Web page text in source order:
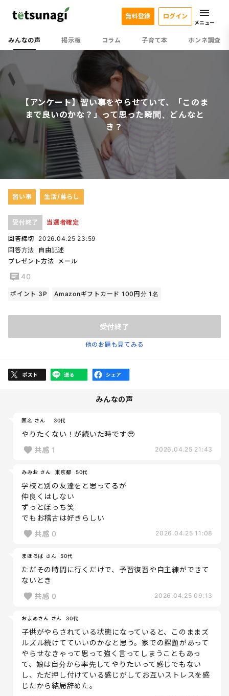
みんなの声 掲示板 コラム 子育て本 ホンネ調査
無料登録 ログイン
メニュー
【アンケート】習い事をやらせていて、「このま
まで良いのかな？」って思った瞬間、どんなと
き？
習い事 生活/暮らし
受付終了 当選者確定
回答締切
2026.04.25 23:59
回答方法
自由記述
プレゼント方法
メール
40
ポイント 3P Amazonギフトカード 100円分 1名
受付終了
他のお題も見てみる
みんなの声
匿名 さん 30代
やりたくない！が続いた時です🥹
共感 1 2026.04.25 21:43
みみお さん 東京都 50代
学校と別の友達をと思ってるが
仲良くはしない
ずっとぼっち笑
でもお稽古は好きらしい
共感 0 2026.04.25 11:08
まほろば さん 50代
ただその時間に行くだけで、予習復習や自主練ができて
ないとき
共感 0 2026.04.25 09:13
おまめさん さん 30代
子供がやらされている状態になっていると、このままズ
ルズル続けてていいのかなと思う。家での課題があって
やらせなきゃって思って強く言ってしまうこともあっ
て、娘は自分から率先してやりたいって感じでもない
し、ただ押し付けている感じがしてお互いストレスを感
じたから結局辞めた。